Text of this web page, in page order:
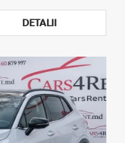
DETALII